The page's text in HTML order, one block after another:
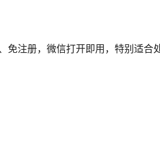
注册，微信打开即用，特别适合